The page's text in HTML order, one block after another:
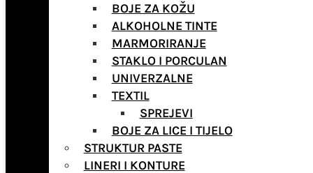
BOJE ZA KOŽU
ALKOHOLNE TINTE
MARMORIRANJE
STAKLO I PORCULAN
UNIVERZALNE
TEXTIL
SPREJEVI
BOJE ZA LICE I TIJELO
STRUKTUR PASTE
LINERI I KONTURE